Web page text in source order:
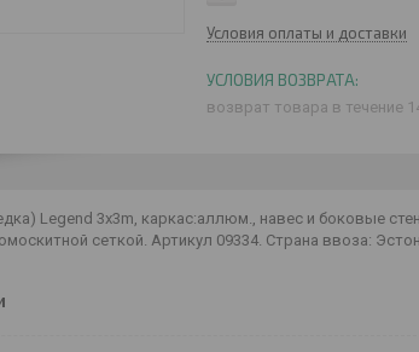
Условия оплаты и доставки
возврат товара в течение
Legend 3х3m, каркас:аллюм., навес и боковые
сеткой. Артикул 09334. Страна ввоза: